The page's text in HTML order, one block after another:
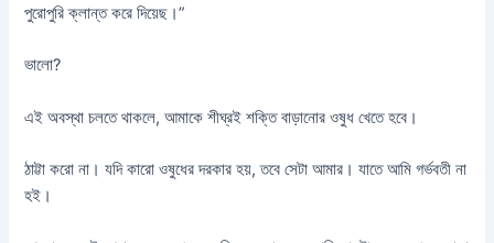
পুরোপুরি ক্লান্ত করে দিয়েছ।”
ভালো?
এই অবস্থা চলতে থাকলে, আমাকে শীঘ্রই শক্তি বাড়ানোর ওষুধ খেতে হবে।
ঠাট্টা করো না। যদি কারো ওষুধের দরকার হয়, তবে সেটা আমার। যাতে আমি গর্ভবতী না
হই।